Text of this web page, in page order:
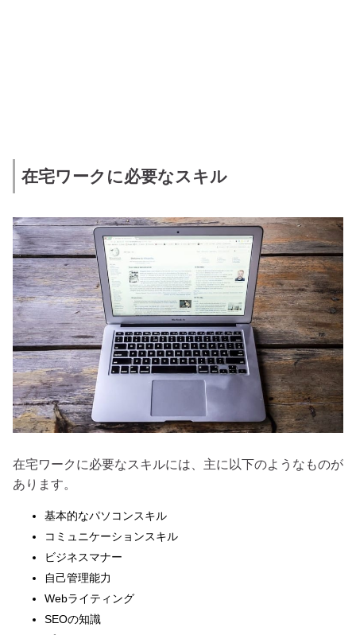
在宅ワークに必要なスキル
在宅ワークに必要なスキルには、主に以下のようなものが
あります。
基本的なパソコンスキル
コミュニケーションスキル
ビジネスマナー
自己管理能力
Webライティング
SEOの知識